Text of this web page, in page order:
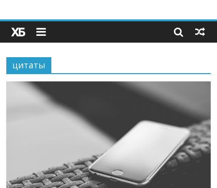
Секрет супергидратации: почему кокосовая вода с
пребиотиками становится главным трендом
здорового питания
цитаты